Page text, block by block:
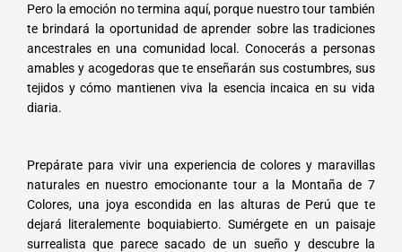
Pero la emoción no termina aquí, porque nuestro tour también
te brindará la oportunidad de aprender sobre las tradiciones
ancestrales en una comunidad local. Conocerás a personas
amables y acogedoras que te enseñarán sus costumbres, sus
tejidos y cómo mantienen viva la esencia incaica en su vida
diaria.
Prepárate para vivir una experiencia de colores y maravillas
naturales en nuestro emocionante tour a la Montaña de 7
Colores, una joya escondida en las alturas de Perú que te
dejará literalemente boquiabierto. Sumérgete en un paisaje
surrealista que parece sacado de un sueño y descubre la